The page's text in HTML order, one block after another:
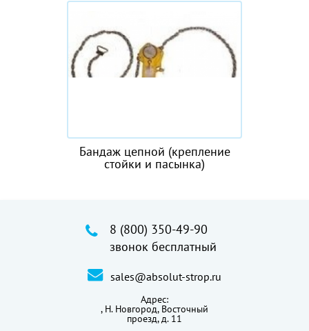
Бандаж цепной (крепление
стойки и пасынка)
8 (800) 350-49-90
звонок бесплатный
sales@absolut-strop.ru
Адрес:
, Н. Новгород, Восточный
проезд, д. 11